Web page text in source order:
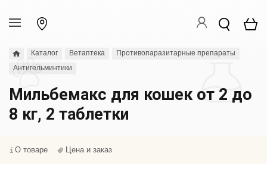
Каталог Ветаптека
Противопаразитарные препараты
Антигельминтики
Мильбемакс для кошек от 2 до
8 кг, 2 таблетки
О товаре Цена и заказ